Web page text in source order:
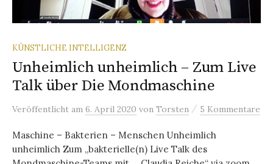
KÜNSTLICHE INTELLIGENZ
Unheimlich unheimlich – Zum Live
Talk über Die Mondmaschine
Veröffentlicht am 6. April 2020 von Torsten / 5 Kommentare
Maschine – Bakterien – Menschen Unheimlich
unheimlich Zum „bakterielle(n) Live Talk des